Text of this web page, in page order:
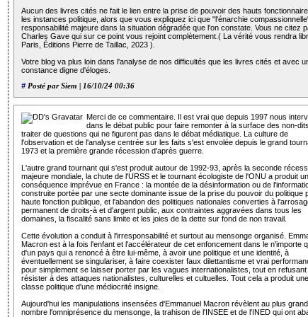
Aucun des livres cités ne fait le lien entre la prise de pouvoir des hauts
les instances politique, alors que vous expliquez ici que "l'énarchie
responsabilité majeure dans la situation dégradée que l'on constate. Vous ne citez
Charles Gave qui sur ce point vous rejoint complètement.( La vérité vous rendra
Paris, Éditions Pierre de Taillac, 2023 ).
Votre blog va plus loin dans l'analyse de nos difficultés que les livres cités et avec
constance digne d'éloges.
# Posté par Siem | 16/10/24 00:36
Merci de ce commentaire. Il est vrai que depuis 1997 nous
dans le débat public pour faire remonter à la surface des non-
traiter de questions qui ne figurent pas dans le débat médiatique. La culture de
l'observation et de l'analyse centrée sur les faits s'est envolée depuis le grand
1973 et la première grande récession d'après guerre.
L'autre grand tournant qui s'est produit autour de 1992-93, après la seconde
majeure mondiale, la chute de l'URSS et le tournant écologiste de l'ONU a produit
conséquence imprévue en France : la montée de la désinformation ou de
construite portée par une secte dominante issue de la prise du pouvoir du politique
haute fonction publique, et l'abandon des politiques nationales converties à
permanent de droits-à et d'argent public, aux contraintes aggravées dans tous les
domaines, la fiscalité sans limite et les joies de la dette sur fond de non travail.
Cette évolution a conduit à l'irresponsabilité et surtout au mensonge organisé.
Macron est à la fois l'enfant et l'accélérateur de cet enfoncement dans le n'importe
d'un pays qui a renoncé à être lui-même, à avoir une politique et une identité, à
éventuellement se singulariser, à faire coexister faux dilettantisme et vrai
pour simplement se laisser porter par les vagues internationalistes, tout en refusant
résister à des attaques nationalistes, culturelles et cultuelles. Tout cela a produit une
classe politique d'une médiocrité insigne.
Aujourd'hui les manipulations insensées d'Emmanuel Macron révèlent au plus grand
nombre l'omniprésence du mensonge, la trahison de l'INSEE et de l'INED qui ont